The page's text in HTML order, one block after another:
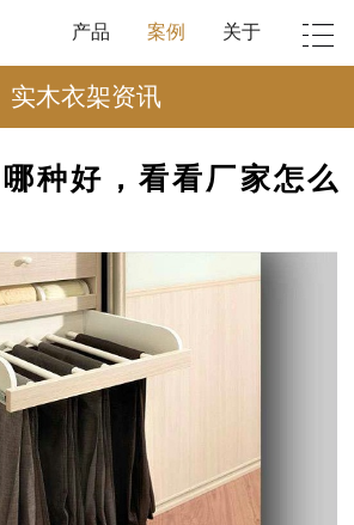
产品 案例 关于
实木衣架资讯
种好，看看厂家怎么